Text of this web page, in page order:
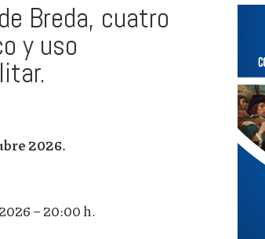
Breda, cuatro
y uso
2026.
– 20:00 h.